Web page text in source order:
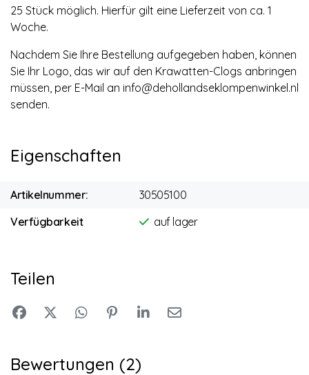
25 Stück möglich. Hierfür gilt eine Lieferzeit von ca. 1
Woche.
Nachdem Sie Ihre Bestellung aufgegeben haben, können
Sie Ihr Logo, das wir auf den Krawatten-Clogs anbringen
müssen, per E-Mail an info@dehollandseklompenwinkel.nl
senden.
Eigenschaften
Artikelnummer:
30505100
Verfügbarkeit
auf lager
Teilen
Bewertungen (2)